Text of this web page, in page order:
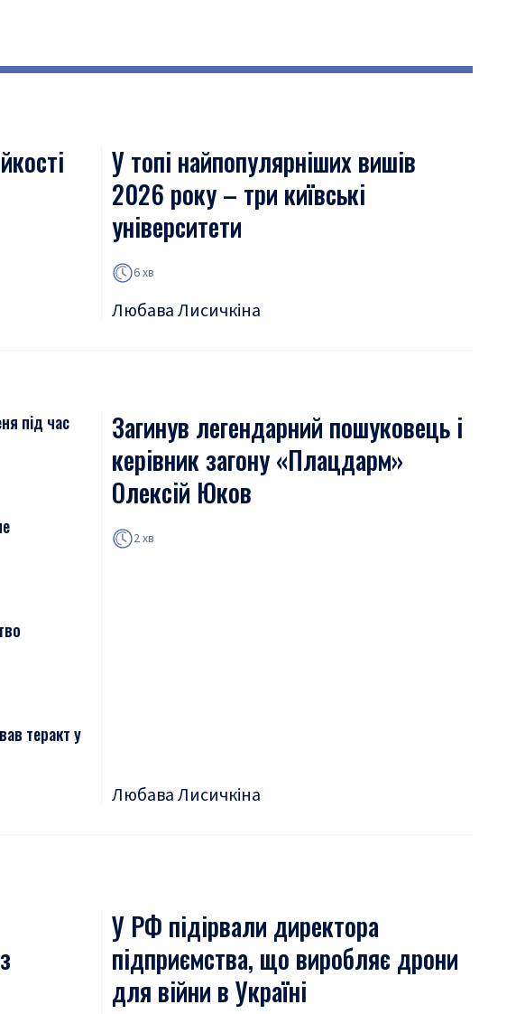
У топі найпопулярніших вишів
2026 року – три київські
університети
6 хв
Любава Лисичкіна
під час
теракт у
Загинув легендарний пошуковець і
керівник загону «Плацдарм»
Олексій Юков
2 хв
Любава Лисичкіна
У РФ підірвали директора
підприємства, що виробляє дрони
для війни в Україні